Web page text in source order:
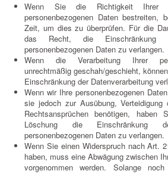
Wenn Sie die Richtigkeit Ihrer
personenbezogenen Daten bestreiten,
Zeit, um dies zu überprüfen. Für die
das Recht, die Einschränkung
personenbezogenen Daten zu verlangen.
Wenn die Verarbeitung Ihrer
unrechtmäßig geschah/geschieht,
Einschränkung der Datenverarbeitung
Wenn wir Ihre personenbezogenen
sie jedoch zur Ausübung, Verteidigung
Rechtsansprüchen benötigen,
Löschung die Einschränkung
personenbezogenen Daten zu verlangen.
Wenn Sie einen Widerspruch nach Art.
haben, muss eine Abwägung zwischen
vorgenommen werden. Solange